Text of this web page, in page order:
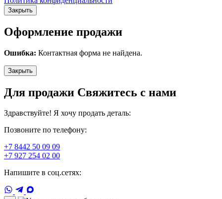
Закрыть
Оформление продажи
Ошибка: Контактная форма не найдена.
Закрыть
Для продажи Свяжитесь с нами
Здравствуйте! Я хочу продать деталь:
Позвоните по телефону:
+7 8442 50 09 09
+7 927 254 02 00
Напишите в соц.сетях: